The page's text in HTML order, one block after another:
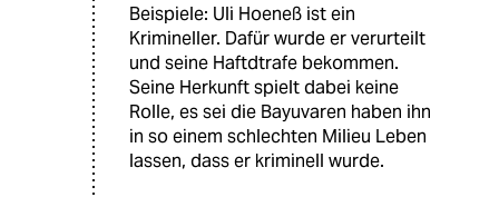
Beispiele: Uli Hoeneß ist ein
Krimineller. Dafür wurde er verurteilt
und seine Haftdtrafe bekommen.
Seine Herkunft spielt dabei keine
Rolle, es sei die Bayuvaren haben ihn
in so einem schlechten Milieu Leben
lassen, dass er kriminell wurde.